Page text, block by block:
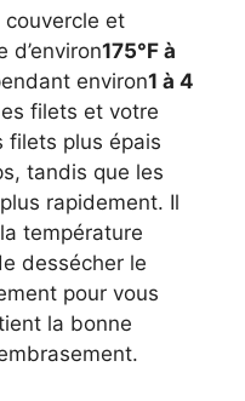
couvercle et
d’environ175°F à
environ1 à 4
filets et votre
filets plus épais
tandis que les
rapidement. Il
température
dessécher le
pour vous
la bonne